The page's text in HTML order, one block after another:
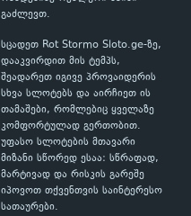
გაძლევთ.
სცადეთ Rot Stormo Sloto.ge-ზე,
დააკვირდით მის ტემპს,
შეადარეთ იგივე პროვაიდერის
სხვა სლოტებს და აირჩიეთ ის
თამაშები, რომლებიც ყველაზე
კომფორტულად გერთობით.
უფასო სლოტების მთავარი
მიზანი სწორედ ესაა: სწრაფად,
მარტივად და რისკის გარეშე
იპოვოთ თქვენთვის საინტერესო
სათაურები.